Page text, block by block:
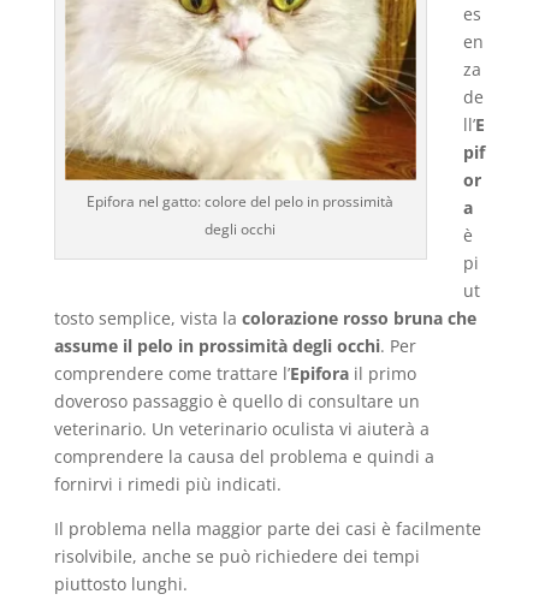
Epifora nel gatto: colore del pelo in prossimità
degli occhi
es
en
za
de
ll’E
pif
or
a
è
pi
ut
tosto semplice, vista la colorazione rosso bruna che
assume il pelo in prossimità degli occhi. Per
comprendere come trattare l’Epiforail primo
doveroso passaggio è quello di consultare un
veterinario. Un veterinario oculista vi aiuterà a
comprendere la causa del problema e quindi a
fornirvi i rimedi più indicati.
Il problema nella maggior parte dei casi è facilmente
risolvibile, anche se può richiedere dei tempi
piuttosto lunghi.